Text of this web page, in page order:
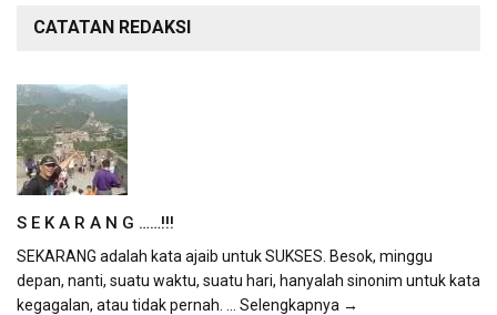
CATATAN REDAKSI
S E K A R A N G ……!!!
SEKARANG adalah kata ajaib untuk SUKSES. Besok, minggu
depan, nanti, suatu waktu, suatu hari, hanyalah sinonim untuk kata
kegagalan, atau tidak pernah.
... Selengkapnya →